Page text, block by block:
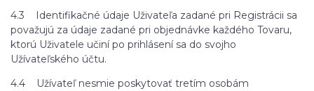
4.3 Identifikačné údaje Uživateľa zadané pri Registrácii sa
považujú za údaje zadané pri objednávke každého Tovaru,
ktorú Uživatele učiní po prihlásení sa do svojho
Užívateľského účtu.
4.4 Užívateľ nesmie poskytovať tretím osobám